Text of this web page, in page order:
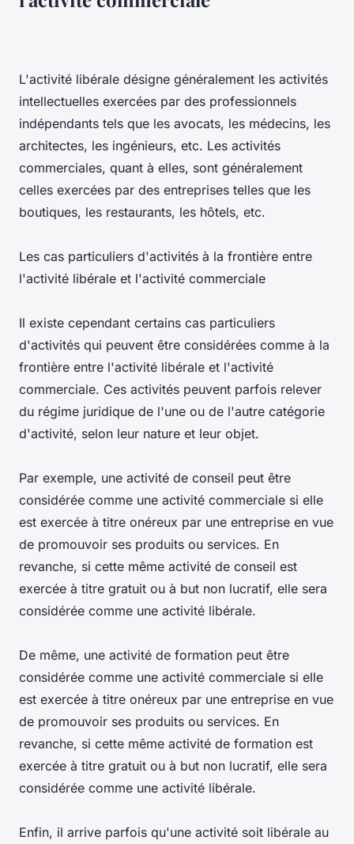
L'activité libérale désigne généralement les activités
intellectuelles exercées par des professionnels
indépendants tels que les avocats, les médecins, les
architectes, les ingénieurs, etc. Les activités
commerciales, quant à elles, sont généralement
celles exercées par des entreprises telles que les
boutiques, les restaurants, les hôtels, etc.
Les cas particuliers d'activités à la frontière entre
l'activité libérale et l'activité commerciale
Il existe cependant certains cas particuliers
d'activités qui peuvent être considérées comme à la
frontière entre l'activité libérale et l'activité
commerciale. Ces activités peuvent parfois relever
du régime juridique de l'une ou de l'autre catégorie
d'activité, selon leur nature et leur objet.
Par exemple, une activité de conseil peut être
considérée comme une activité commerciale si elle
est exercée à titre onéreux par une entreprise en vue
de promouvoir ses produits ou services. En
revanche, si cette même activité de conseil est
exercée à titre gratuit ou à but non lucratif, elle sera
considérée comme une activité libérale.
De même, une activité de formation peut être
considérée comme une activité commerciale si elle
est exercée à titre onéreux par une entreprise en vue
de promouvoir ses produits ou services. En
revanche, si cette même activité de formation est
exercée à titre gratuit ou à but non lucratif, elle sera
considérée comme une activité libérale.
Enfin, il arrive parfois qu'une activité soit libérale au